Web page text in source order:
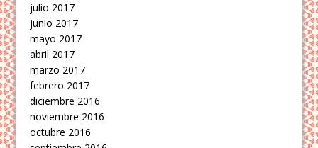
julio 2017
junio 2017
mayo 2017
abril 2017
marzo 2017
febrero 2017
diciembre 2016
noviembre 2016
octubre 2016